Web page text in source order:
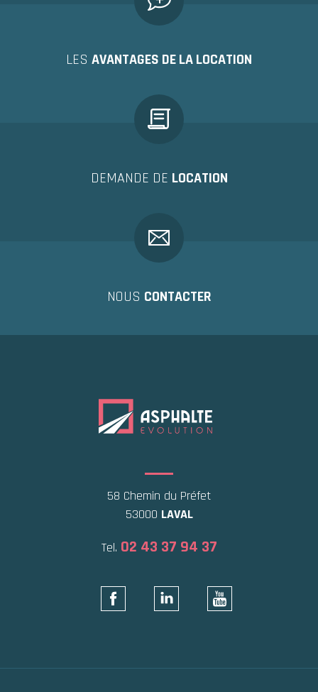
LES AVANTAGES DE LA LOCATION
DEMANDE DE LOCATION
NOUS CONTACTER
58 Chemin du Préfet
53000 LAVAL
Tel. 02 43 37 94 37